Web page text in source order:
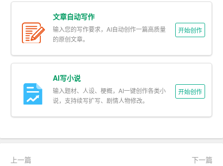
3. 企业培训：AI代写可以为企业培训课程编写教材，帮助
员工提升专业技能。
4. 企业演讲：AI代写可以为企业领导撰写演讲稿，阐述企
业理念，激发员工斗志。
三、AI代写如何助力会展设计企业文化
提供深入的文化研究，丰富企业文化的内涵。
文章自动写作
输入您的写作要求，AI自动创作一篇高质量
的原创文章。
开始创作
AI写小说
输入题材、人设、梗概，AI一键创作各类小
说，支持续写扩写、剧情人物修改。
开始创作
上一篇 下一篇